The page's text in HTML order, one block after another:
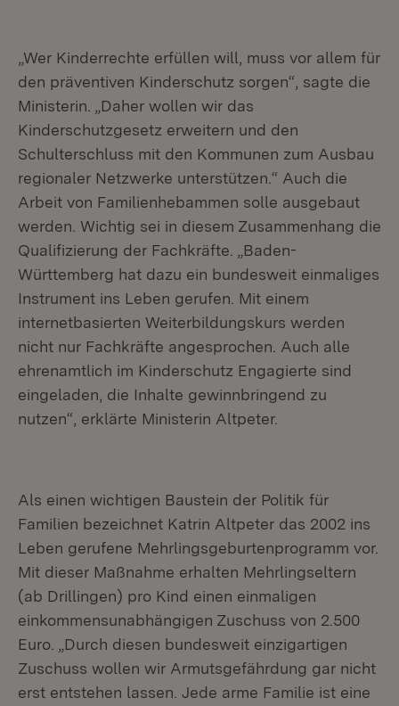
„Wer Kinderrechte erfüllen will, muss vor allem für
den präventiven Kinderschutz sorgen“, sagte die
Ministerin. „Daher wollen wir das
Kinderschutzgesetz erweitern und den
Schulterschluss mit den Kommunen zum Ausbau
regionaler Netzwerke unterstützen.“ Auch die
Arbeit von Familienhebammen solle ausgebaut
werden. Wichtig sei in diesem Zusammenhang die
Qualifizierung der Fachkräfte. „Baden-
Württemberg hat dazu ein bundesweit einmaliges
Instrument ins Leben gerufen. Mit einem
internetbasierten Weiterbildungskurs werden
nicht nur Fachkräfte angesprochen. Auch alle
ehrenamtlich im Kinderschutz Engagierte sind
eingeladen, die Inhalte gewinnbringend zu
nutzen“, erklärte Ministerin Altpeter.
Als einen wichtigen Baustein der Politik für
Familien bezeichnet Katrin Altpeter das 2002 ins
Leben gerufene Mehrlingsgeburtenprogramm vor.
Mit dieser Maßnahme erhalten Mehrlingseltern
(ab Drillingen) pro Kind einen einmaligen
einkommensunabhängigen Zuschuss von 2.500
Euro. „Durch diesen bundesweit einzigartigen
Zuschuss wollen wir Armutsgefährdung gar nicht
erst entstehen lassen. Jede arme Familie ist eine